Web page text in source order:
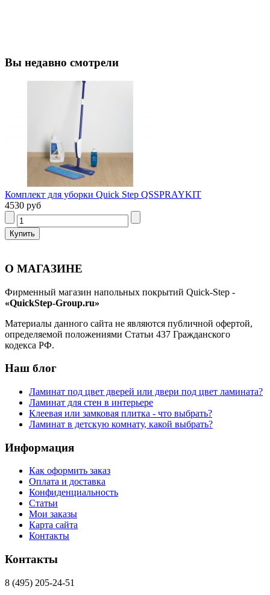
Вы недавно смотрели
Комплект для уборки Quick Step QSSPRAYKIT
4530 руб
О МАГАЗИНЕ
Фирменный магазин напольных покрытий Quick-Step -
«QuickStep-Group.ru»
Материалы данного сайта не являются публичной офертой,
определяемой положениями Статьи 437 Гражданского
кодекса РФ.
Наш блог
Ламинат под цвет дверей или двери под цвет ламината?
Ламинат для стен в интерьере
Клеевая или замковая плитка - что выбрать?
Ламинат в детскую комнату, какой выбрать?
Информация
Как оформить заказ
Оплата и доставка
Конфиденциальность
Статьи
Мои заказы
Карта сайта
Контакты
Контакты
8 (495) 205-24-51